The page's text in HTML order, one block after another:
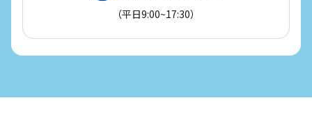
（平日9:00~17:30）